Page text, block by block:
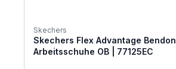
Skechers
Skechers Flex Advantage Bendon
Arbeitsschuhe OB | 77125EC